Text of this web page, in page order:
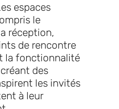
espaces
le
réception,
de rencontre
la fonctionnalité
des
les invités
à leur